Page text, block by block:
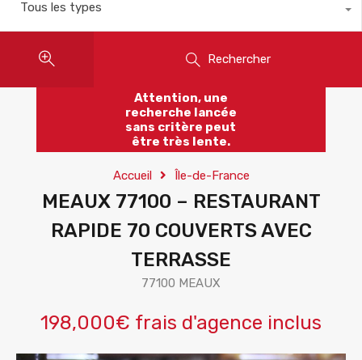
Tous les types
Rechercher
Attention, une
recherche lancée
sans critère peut
être très lente.
Accueil Île-de-France
MEAUX 77100 – RESTAURANT
RAPIDE 70 COUVERTS AVEC
TERRASSE
77100 MEAUX
198,000€ frais d'agence inclus